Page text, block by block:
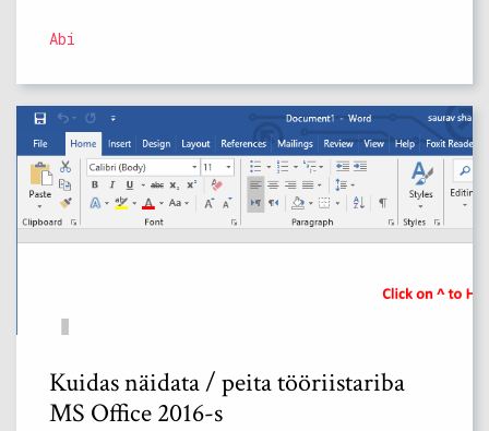
Abi
Kuidas näidata / peita tööriistariba
MS Office 2016-s